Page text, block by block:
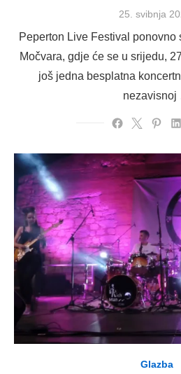
Posted
25. svibnja
Peperton Live Festival
Močvara, gdje će se u srijedu,
još jedna besplatna
Glazba